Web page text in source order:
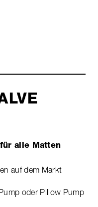
alle Matten
auf dem Markt
oder Pillow Pump